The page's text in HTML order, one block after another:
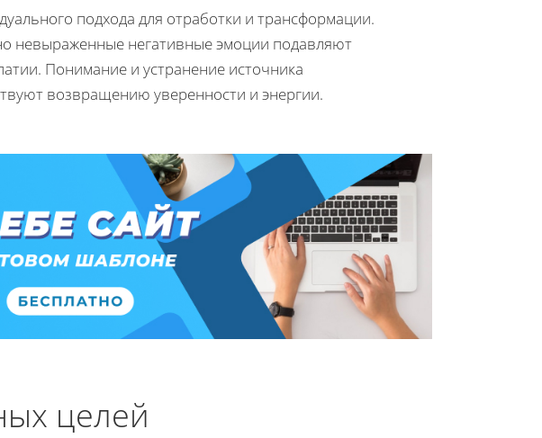
подхода для отработки и трансформации.
невыраженные негативные эмоции подавляют
Понимание и устранение источника
возвращению уверенности и энергии.
целей